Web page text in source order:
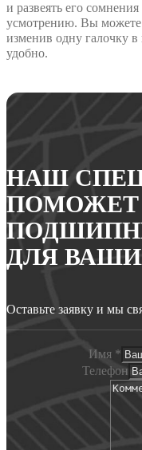
и развеять его
усмотрению. Вы можете
изменив одну галочку
удобно.
НАШ
ПОМОЖЕТ
ДЛЯ
Оставьте заявку и мы
Имя *
Телефон